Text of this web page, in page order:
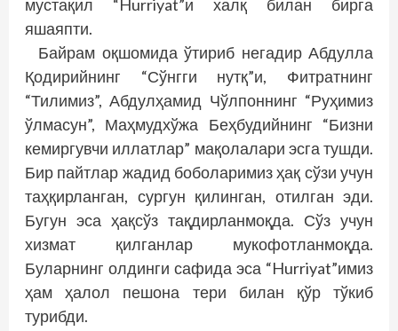
мустақил “Hurriyat”и халқ билан бирга
яшаяпти.
Байрам оқшомида ўтириб негадир Абдулла
Қодирийнинг “Сўнгги нутқ”и, Фитратнинг
“Тилимиз”, Абдулҳамид Чўлпоннинг “Руҳимиз
ўлмасун”, Маҳмудхўжа Беҳбудийнинг “Бизни
кемиргувчи иллатлар” мақолалари эсга тушди.
Бир пайтлар жадид боболаримиз ҳақ сўзи учун
таҳқирланган, сургун қилинган, отилган эди.
Бугун эса ҳақсўз тақдирланмоқда. Сўз учун
хизмат қилганлар мукофотланмоқда.
Буларнинг олдинги сафида эса “Hurriyat”имиз
ҳам ҳалол пешона тери билан қўр тўкиб
турибди.